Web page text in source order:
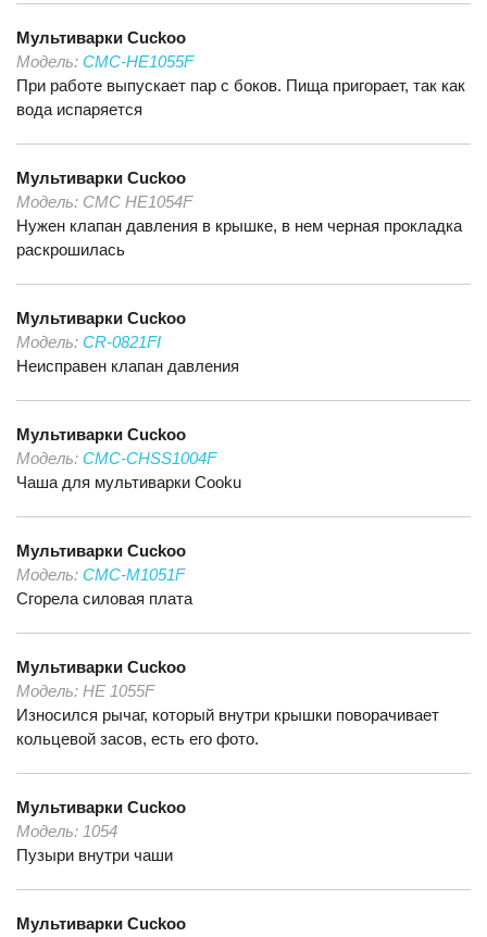
Мультиварки Cuckoo
Модель: CMC-HE1055F
При работе выпускает пар с боков. Пища пригорает, так как
вода испаряется
Мультиварки Cuckoo
Модель: CMC HE1054F
Нужен клапан давления в крышке, в нем черная прокладка
раскрошилась
Мультиварки Cuckoo
Модель: CR-0821FI
Неисправен клапан давления
Мультиварки Cuckoo
Модель: CMC-CHSS1004F
Чаша для мультиварки Cooku
Мультиварки Cuckoo
Модель: CMC-M1051F
Сгорела силовая плата
Мультиварки Cuckoo
Модель: HE 1055F
Износился рычаг, который внутри крышки поворачивает
кольцевой засов, есть его фото.
Мультиварки Cuckoo
Модель: 1054
Пузыри внутри чаши
Мультиварки Cuckoo